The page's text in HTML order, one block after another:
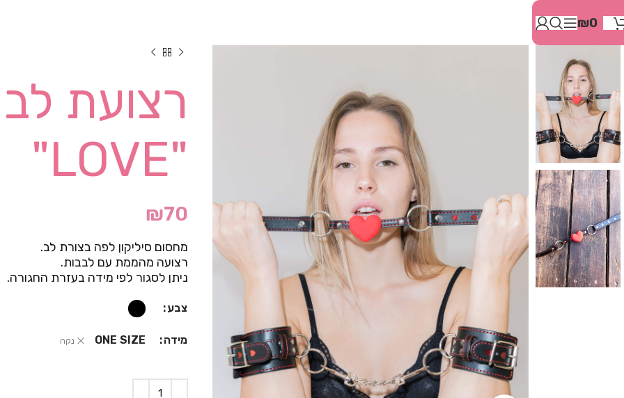
זֶה
"המרכז
הישראלי
לְהַנְגָּשָׁת
אָתָרִים".
הַמְּסַיַּעַת
לִנְגִישׁוּת
הָאֲתָר.
לִפְתִיחַת
תַּפְרִיט
הֵנְּגִישׁוּת
לְחַץ
ALT+0
₪0
רצועת
"LOVE"
₪70
מחסום סיליקון לפה בצורת לב.
רצועה מהממת עם לבבות.
ניתן לסגור לפי מידה בעזרת החגורה.
צבע
מידה ONE SIZE נקה